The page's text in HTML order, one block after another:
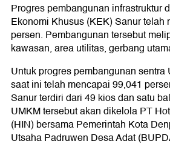
Progres pembangunan infrastruktur
Ekonomi Khusus (KEK) Sanur telah
persen. Pembangunan tersebut
kawasan, area utilitas, gerbang
Untuk progres pembangunan
saat ini telah mencapai 99,041
Sanur terdiri dari 49 kios dan satu
UMKM tersebut akan dikelola PT
(HIN) bersama Pemerintah Kota
Utsaha Padruwen Desa Adat